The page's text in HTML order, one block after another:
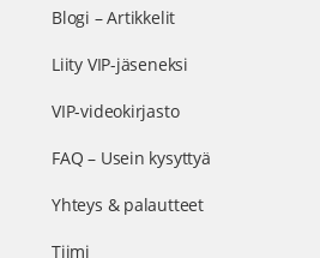
Blogi – Artikkelit
Liity VIP-jäseneksi
VIP-videokirjasto
FAQ – Usein kysyttyä
Yhteys & palautteet
Tiimi